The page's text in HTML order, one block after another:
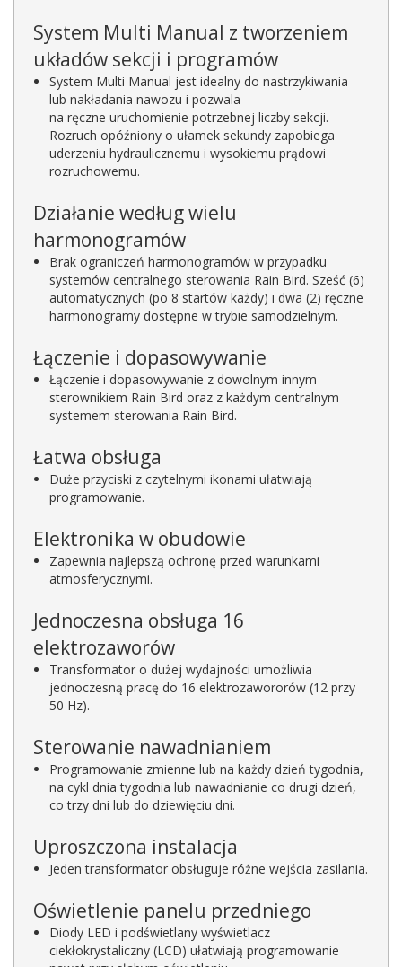
System Multi Manual z tworzeniem
układów sekcji i programów
System Multi Manual jest idealny do nastrzykiwania
lub nakładania nawozu i pozwala
na ręczne uruchomienie potrzebnej liczby sekcji.
Rozruch opóźniony o ułamek sekundy zapobiega
uderzeniu hydraulicznemu i wysokiemu prądowi
rozruchowemu.
Działanie według wielu
harmonogramów
Brak ograniczeń harmonogramów w przypadku
systemów centralnego sterowania Rain Bird. Sześć (6)
automatycznych (po 8 startów każdy) i dwa (2) ręczne
harmonogramy dostępne w trybie samodzielnym.
Łączenie i dopasowywanie
Łączenie i dopasowywanie z dowolnym innym
sterownikiem Rain Bird oraz z każdym centralnym
systemem sterowania Rain Bird.
Łatwa obsługa
Duże przyciski z czytelnymi ikonami ułatwiają
programowanie.
Elektronika w obudowie
Zapewnia najlepszą ochronę przed warunkami
atmosferycznymi.
Jednoczesna obsługa 16
elektrozaworów
Transformator o dużej wydajności umożliwia
jednoczesną pracę do 16 elektrozawororów (12 przy
50 Hz).
Sterowanie nawadnianiem
Programowanie zmienne lub na każdy dzień tygodnia,
na cykl dnia tygodnia lub nawadnianie co drugi dzień,
co trzy dni lub do dziewięciu dni.
Uproszczona instalacja
Jeden transformator obsługuje różne wejścia zasilania.
Oświetlenie panelu przedniego
Diody LED i podświetlany wyświetlacz
ciekłokrystaliczny (LCD) ułatwiają programowanie